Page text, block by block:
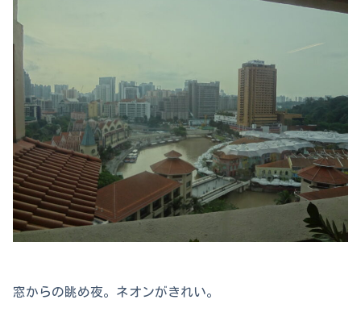
窓からの眺め夜。ネオンがきれい。